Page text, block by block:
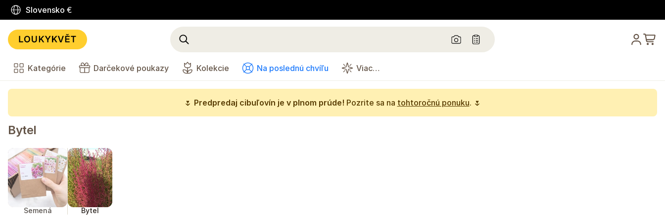
Slovensko €
Kategórie Darčekové poukazy Kolekcie Na poslednú chvíľu Viac…
🌷 Predpredaj cibuľovín je v plnom prúde! Pozrite sa na tohtoročnú ponuku. 🌷
Bytel
Semená Bytel